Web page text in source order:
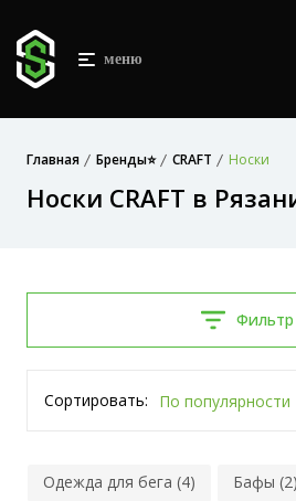
меню
Главная Бренды⭐ CRAFT Носки
Носки CRAFT в
Фильтр
Сортировать: По популярности
Одежда для бега (4) Бафы (2)